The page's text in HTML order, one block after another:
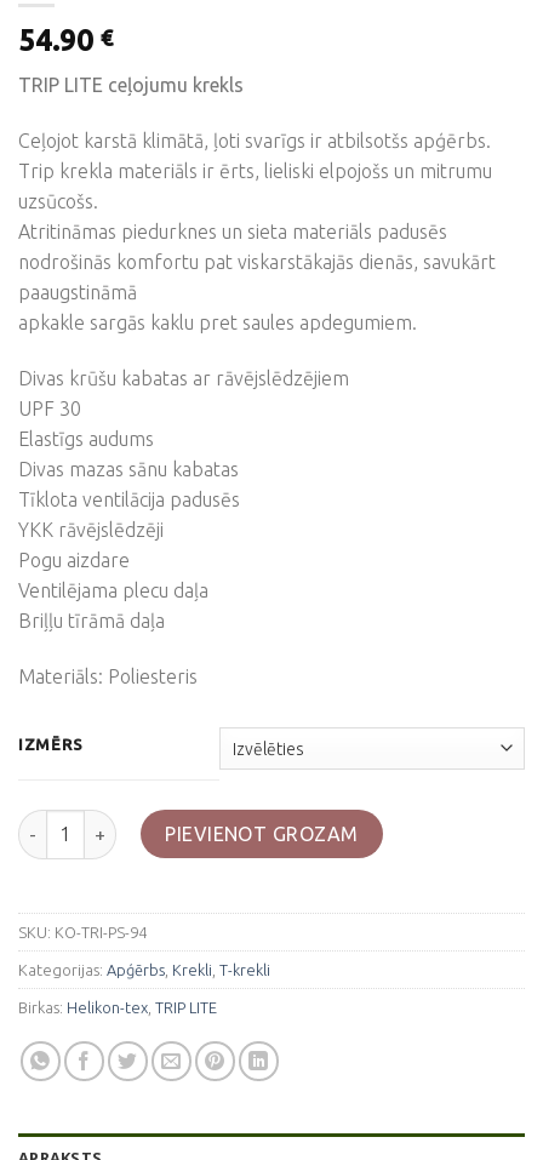
54.90 €
TRIP LITE ceļojumu krekls
Ceļojot karstā klimātā, ļoti svarīgs ir atbilsotšs apģērbs.
Trip krekla materiāls ir ērts, lieliski elpojošs un mitrumu
uzsūcošs.
Atritināmas piedurknes un sieta materiāls padusēs
nodrošinās komfortu pat viskarstākajās dienās, savukārt
paaugstināmā
apkakle sargās kaklu pret saules apdegumiem.
Divas krūšu kabatas ar rāvējslēdzējiem
UPF 30
Elastīgs audums
Divas mazas sānu kabatas
Tīklota ventilācija padusēs
YKK rāvējslēdzēji
Pogu aizdare
Ventilējama plecu daļa
Briļļu tīrāmā daļa
Materiāls: Poliesteris
IZMĒRS
TRIP LITE ceļojumu krekls, Helikon-tex, Marine cobalt krāsā
PIEVIENOT GROZAM
SKU: KO-TRI-PS-94
Kategorijas: Apģērbs Krekli T-krekli
Birkas: Helikon-tex TRIP LITE